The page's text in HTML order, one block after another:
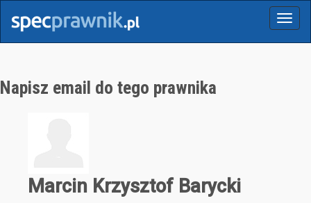
Menu
Napisz email do tego prawnika
Marcin Krzysztof Barycki